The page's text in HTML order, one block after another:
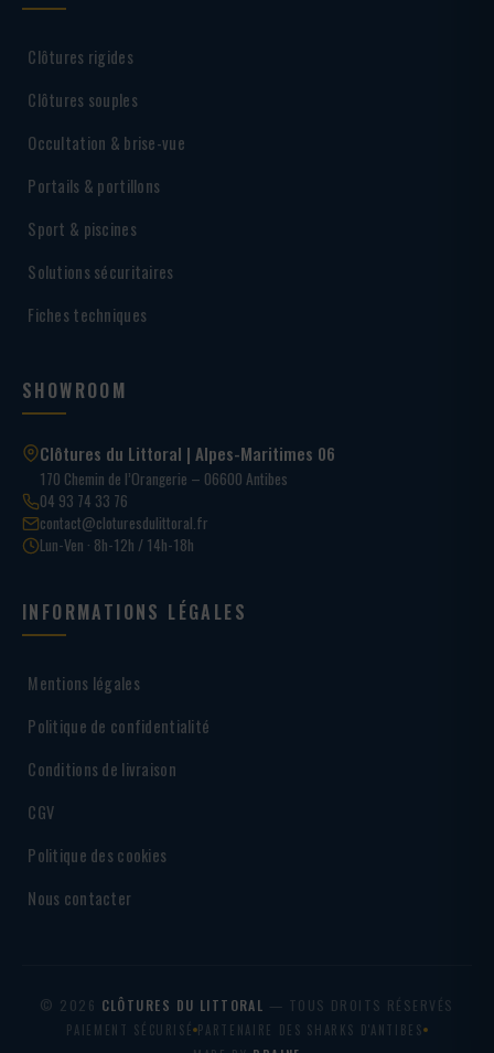
Clôtures rigides
Clôtures souples
Occultation & brise-vue
Portails & portillons
Sport & piscines
Solutions sécuritaires
Fiches techniques
SHOWROOM
Clôtures du Littoral | Alpes-Maritimes 06
170 Chemin de l’Orangerie – 06600 Antibes
04 93 74 33 76
contact@cloturesdulittoral.fr
Lun-Ven · 8h-12h / 14h-18h
INFORMATIONS LÉGALES
Mentions légales
Politique de confidentialité
Conditions de livraison
CGV
Politique des cookies
Nous contacter
© 2026 CLÔTURES DU LITTORAL — TOUS DROITS RÉSERVÉS
PAIEMENT SÉCURISÉ PARTENAIRE DES SHARKS D'ANTIBES